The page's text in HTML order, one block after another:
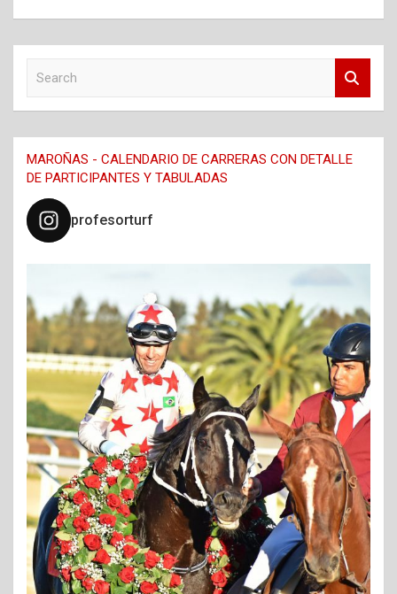
c
h
MAROÑAS - CALENDARIO DE CARRERAS CON DETALLE
DE PARTICIPANTES Y TABULADAS
profesorturf